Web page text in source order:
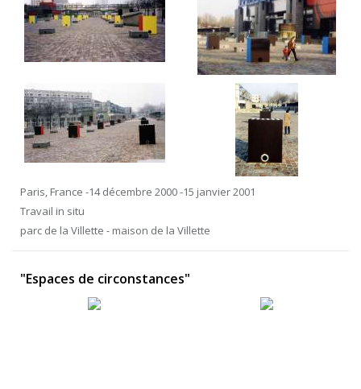
Paris, France -14 décembre 2000 -15 janvier 2001
Travail in situ
parc de la Villette - maison de la Villette
"Espaces de circonstances"